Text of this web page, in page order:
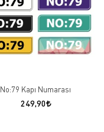
No:79 Kapı Numarası
249,90